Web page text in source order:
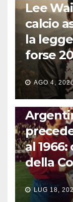
Lee
calcio
la
forse
AGO 4,
CALCIO
al
della
LUG 18,